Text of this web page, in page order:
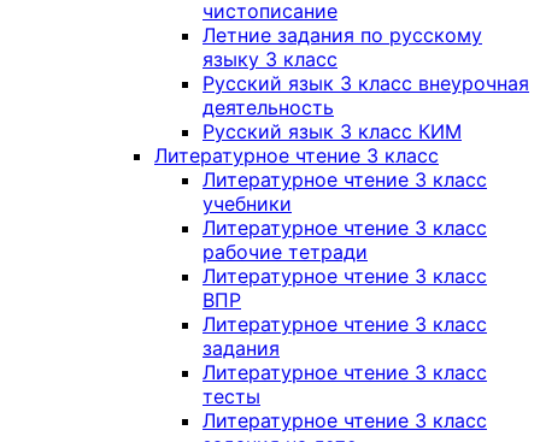
чистописание
Летние задания по русскому
языку 3 класс
Русский язык 3 класс внеурочная
деятельность
Русский язык 3 класс КИМ
Литературное чтение 3 класс
Литературное чтение 3 класс
учебники
Литературное чтение 3 класс
рабочие тетради
Литературное чтение 3 класс
ВПР
Литературное чтение 3 класс
задания
Литературное чтение 3 класс
тесты
Литературное чтение 3 класс